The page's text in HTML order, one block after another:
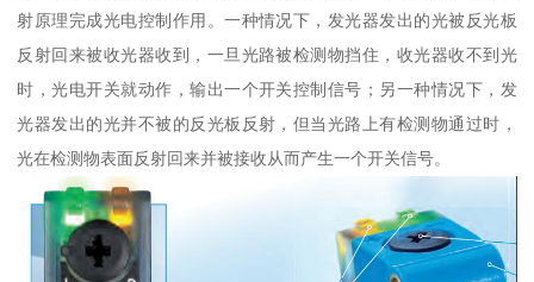
射原理完成光电控制作用。一种情况下，发光器发出的光被反光板
反射回来被收光器收到，一旦光路被检测物挡住，收光器收不到光
时，光电开关就动作，输出一个开关控制信号；另一种情况下，发
光器发出的光并不被的反光板反射，但当光路上有检测物通过时，
光在检测物表面反射回来并被接收从而产生一个开关信号。